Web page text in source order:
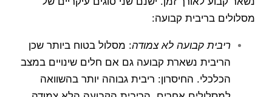
מסלולים בריבית קבועה:
ריבית קבועה לא צמודה: מסלול בטוח ביותר שכן
הריבית נשארת קבועה גם אם חלים שינויים במצב
הכלכלי. החיסרון: ריבית גבוהה יותר בהשוואה